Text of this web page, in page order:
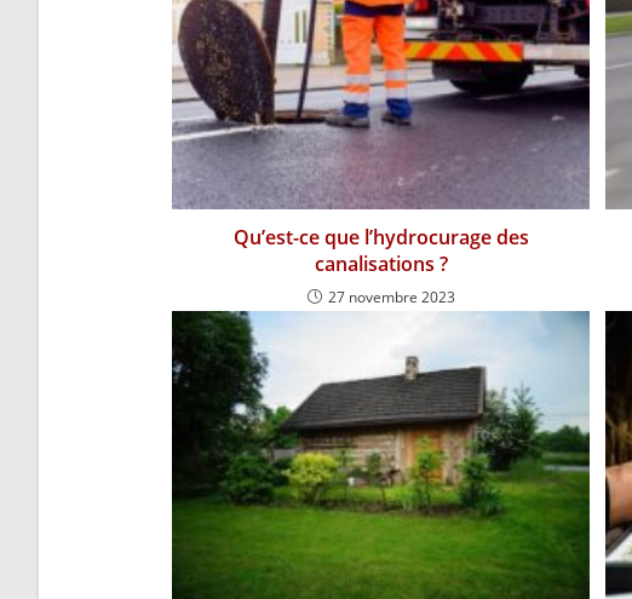
Qu’est-ce que l’hydrocurage des
canalisations ?
27 novembre 2023